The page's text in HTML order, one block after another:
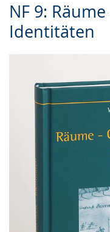
NF 9:
Identitäten
Leichten
Sprache
Audio-
Unterstützung.
Video
in
angezeigt.